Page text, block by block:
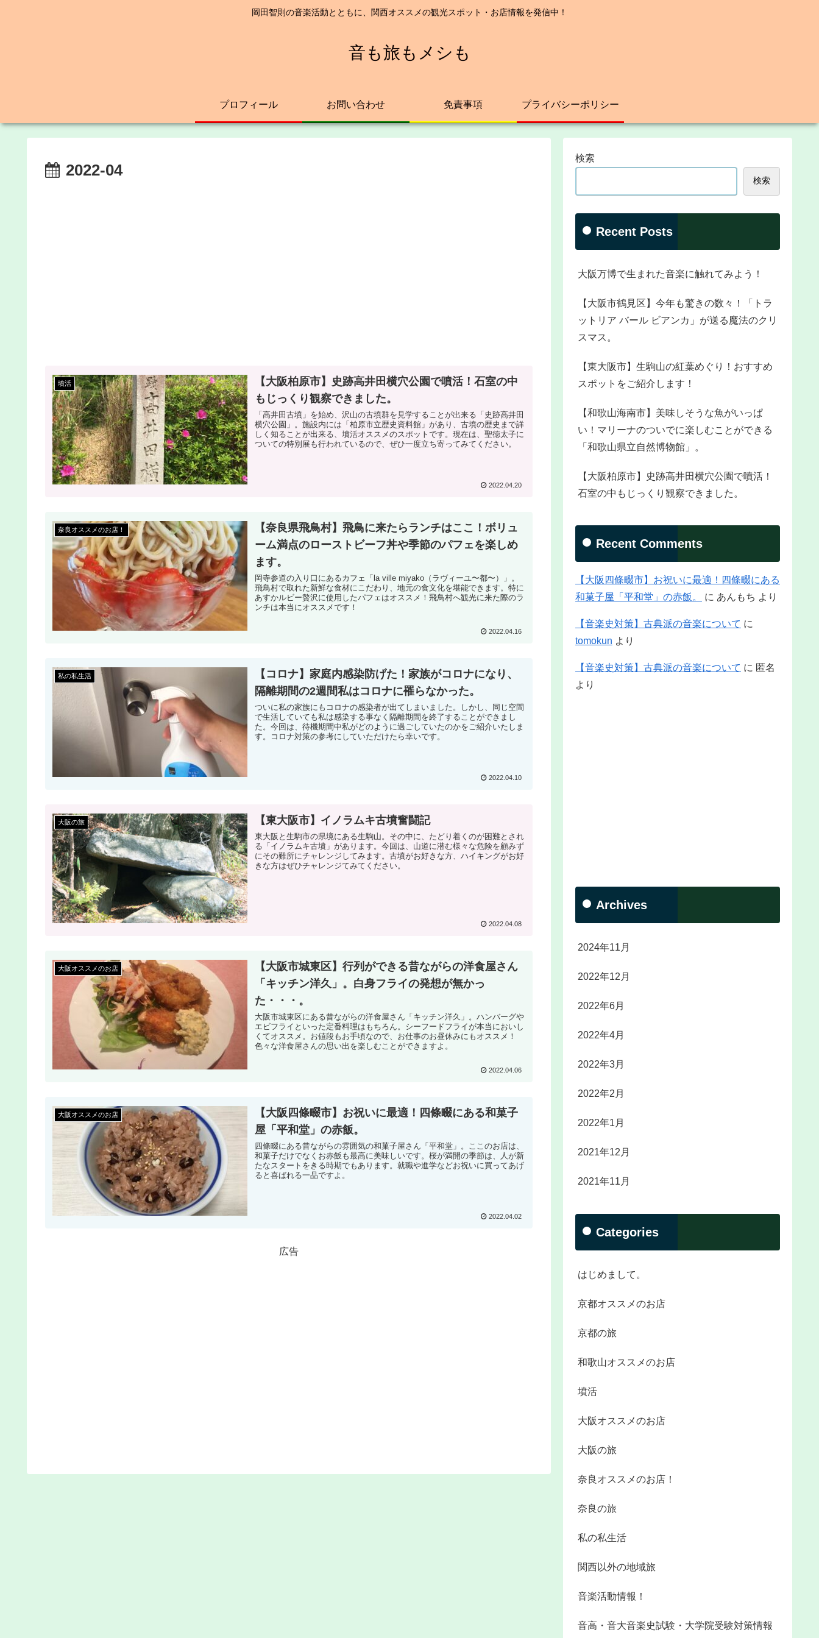
岡田智則の音楽活動とともに、関西オススメの観光スポット・お店情報を発信中！
音も旅もメシも
プロフィール お問い合わせ 免責事項 プライバシーポリシー
2022-04
墳活
【大阪柏原市】史跡高井田横穴公園で噴活！石室の中
もじっくり観察できました。
「高井田古墳」を始め、沢山の古墳群を見学することが出来る「史跡高井田
横穴公園」。施設内には「柏原市立歴史資料館」があり、古墳の歴史まで詳
しく知ることが出来る、墳活オススメのスポットです。現在は、聖徳太子に
ついての特別展も行われているので、ぜひ一度立ち寄ってみてください。
2022.04.20
奈良オススメのお店！
【奈良県飛鳥村】飛鳥に来たらランチはここ！ボリュ
ーム満点のローストビーフ丼や季節のパフェを楽しめ
ます。
岡寺参道の入り口にあるカフェ「la ville miyako（ラヴィーユ〜都〜）」。
飛鳥村で取れた新鮮な食材にこだわり、地元の食文化を堪能できます。特に
あすかルビー贅沢に使用したパフェはオススメ！飛鳥村へ観光に来た際のラ
ンチは本当にオススメです！
2022.04.16
私の私生活
【コロナ】家庭内感染防げた！家族がコロナになり、
隔離期間の2週間私はコロナに罹らなかった。
ついに私の家族にもコロナの感染者が出てしまいました。しかし、同じ空間
で生活していても私は感染する事なく隔離期間を終了することができまし
た。今回は、待機期間中私がどのように過ごしていたのかをご紹介いたしま
す。コロナ対策の参考にしていただけたら幸いです。
2022.04.10
大阪の旅 【東大阪市】イノラムキ古墳奮闘記
東大阪と生駒市の県境にある生駒山。その中に、たどり着くのが困難とされ
る「イノラムキ古墳」があります。今回は、山道に潜む様々な危険を顧みず
にその難所にチャレンジしてみます。古墳がお好きな方、ハイキングがお好
きな方はぜひチャレンジてみてください。
2022.04.08
大阪オススメのお店
【大阪市城東区】行列ができる昔ながらの洋食屋さん
「キッチン洋久」。白身フライの発想が無かっ
た・・・。
大阪市城東区にある昔ながらの洋食屋さん「キッチン洋久」。ハンバーグや
エビフライといった定番料理はもちろん。シーフードフライが本当においし
くてオススメ。お値段もお手頃なので、お仕事のお昼休みにもオススメ！
色々な洋食屋さんの思い出を楽しむことができますよ。
2022.04.06
大阪オススメのお店
【大阪四條畷市】お祝いに最適！四條畷にある和菓子
屋「平和堂」の赤飯。
四條畷にある昔ながらの雰囲気の和菓子屋さん「平和堂」。ここのお店は、
和菓子だけでなくお赤飯も最高に美味しいです。桜が満開の季節は、人が新
たなスタートをきる時期でもあります。就職や進学などお祝いに買ってあげ
ると喜ばれる一品ですよ。
2022.04.02
広告
検索
検索
Recent Posts
大阪万博で生まれた音楽に触れてみよう！
【大阪市鶴見区】今年も驚きの数々！「トラ
ットリア バール ビアンカ」が送る魔法のクリ
スマス。
【東大阪市】生駒山の紅葉めぐり！おすすめ
スポットをご紹介します！
【和歌山海南市】美味しそうな魚がいっぱ
い！マリーナのついでに楽しむことができる
「和歌山県立自然博物館」。
【大阪柏原市】史跡高井田横穴公園で噴活！
石室の中もじっくり観察できました。
Recent Comments
【大阪四條畷市】お祝いに最適！四條畷にある
和菓子屋「平和堂」の赤飯。
に あんもち より
【音楽史対策】古典派の音楽について に
tomokun より
【音楽史対策】古典派の音楽について に 匿名
より
Archives
2024年11月
2022年12月
2022年6月
2022年4月
2022年3月
2022年2月
2022年1月
2021年12月
2021年11月
Categories
はじめまして。
京都オススメのお店
京都の旅
和歌山オススメのお店
墳活
大阪オススメのお店
大阪の旅
奈良オススメのお店！
奈良の旅
私の私生活
関西以外の地域旅
音楽活動情報！
音高・音大音楽史試験・大学院受験対策情報